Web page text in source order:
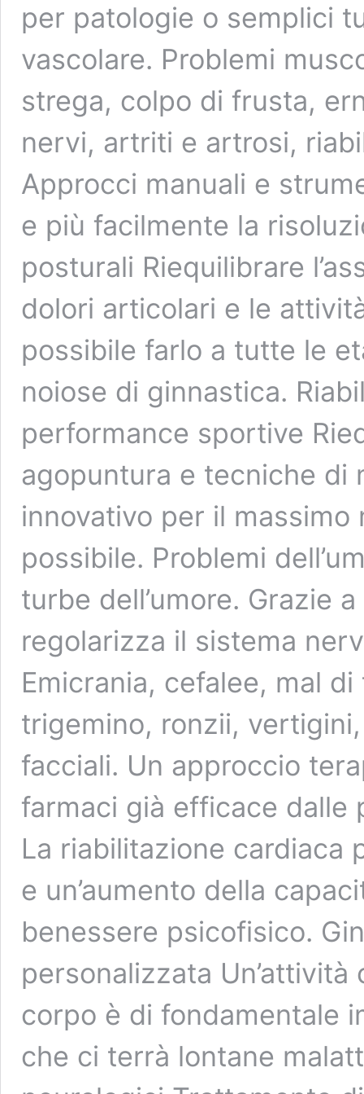
per patologie o semplici
vascolare. Problemi
strega, colpo di frusta,
nervi, artriti e artrosi,
Approcci manuali e
e più facilmente la
posturali Riequilibrare
dolori articolari e le
possibile farlo a tutte le
noiose di ginnastica.
performance sportive
agopuntura e tecniche di
innovativo per il
possibile. Problemi
turbe dell’umore. Grazie
regolarizza il sistema
Emicrania, cefalee, mal
trigemino, ronzii,
facciali. Un approccio
farmaci già efficace dalle
La riabilitazione cardiaca
e un’aumento della
benessere psicofisico.
personalizzata
corpo è di fondamentale
che ci terrà lontane